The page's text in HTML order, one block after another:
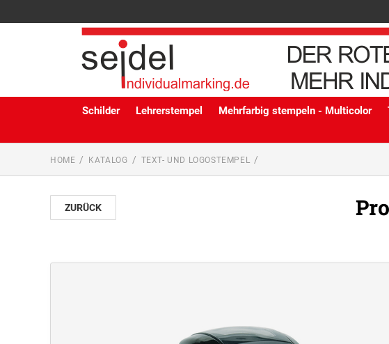
Schilder Lehrerstempel Mehrfarbig stempeln - Multicolor
HOME KATALOG TEXT- UND LOGOSTEMPEL
ZURÜCK